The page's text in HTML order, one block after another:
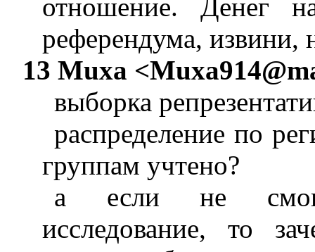
отношение. Денег
референдума, извини,
13 Muxa <
выборка
распределение по
группам учтено?
а если не
исследование, то